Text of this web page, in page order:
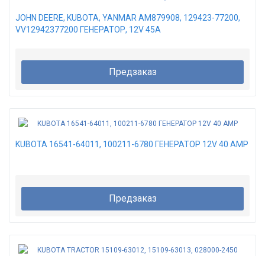
JOHN DEERE, KUBOTA, YANMAR AM879908, 129423-77200,
VV12942377200 ГЕНЕРАТОР, 12V 45A
Предзаказ
KUBOTA 16541-64011, 100211-6780 ГЕНЕРАТОР 12V 40 AMP
Предзаказ